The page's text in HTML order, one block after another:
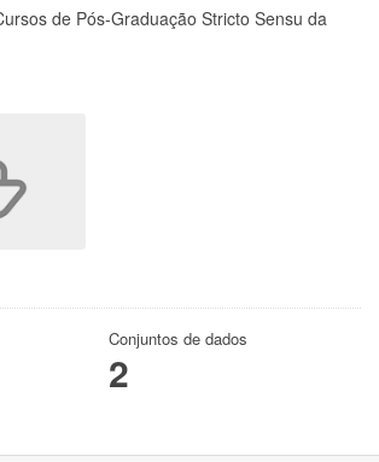
de Pós-Graduação Stricto Sensu da
Conjuntos de dados
2